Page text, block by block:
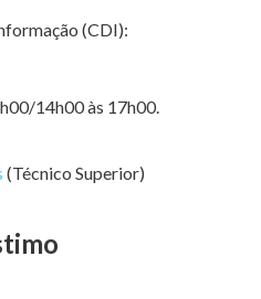
(CDI):
14h00 às 17h00.
(Técnico Superior)